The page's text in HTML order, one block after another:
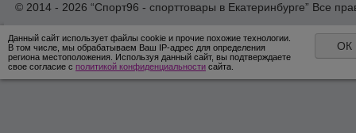
© 2014 - 2026 “Спорт96 - спорттовары в Екатеринбурге” Все
Данный сайт использует файлы cookie и прочие похожие технологии.
В том числе, мы обрабатываем Ваш IP-адрес для определения
региона местоположения. Используя данный сайт, вы подтверждаете
свое согласие с политикой конфиденциальности сайта.
ОК